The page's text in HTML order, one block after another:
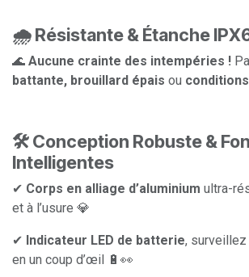
🌧️ Résistante & Étanche
🌊 Aucune crainte des intempéries !
battante, brouillard épais ou
🛠️ Conception Robuste &
Intelligentes
✔ Corps en alliage d’aluminium ultra-
et à l’usure 💎
✔ Indicateur LED de batterie,
en un coup d’œil 🔋👀